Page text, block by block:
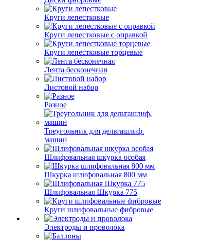
Круги лепестковые
Круги лепестковые с оправкой
Круги лепестковые торцевые
Лента бесконечная
Листовой набор
Разное
Треугольник для дельташлиф.
машин
Шлифовальная шкурка особая
Шкурка шлифовальная 800 мм
Шлифовальная Шкурка 775
Круги шлифовальные фибровые
Электроды и проволока